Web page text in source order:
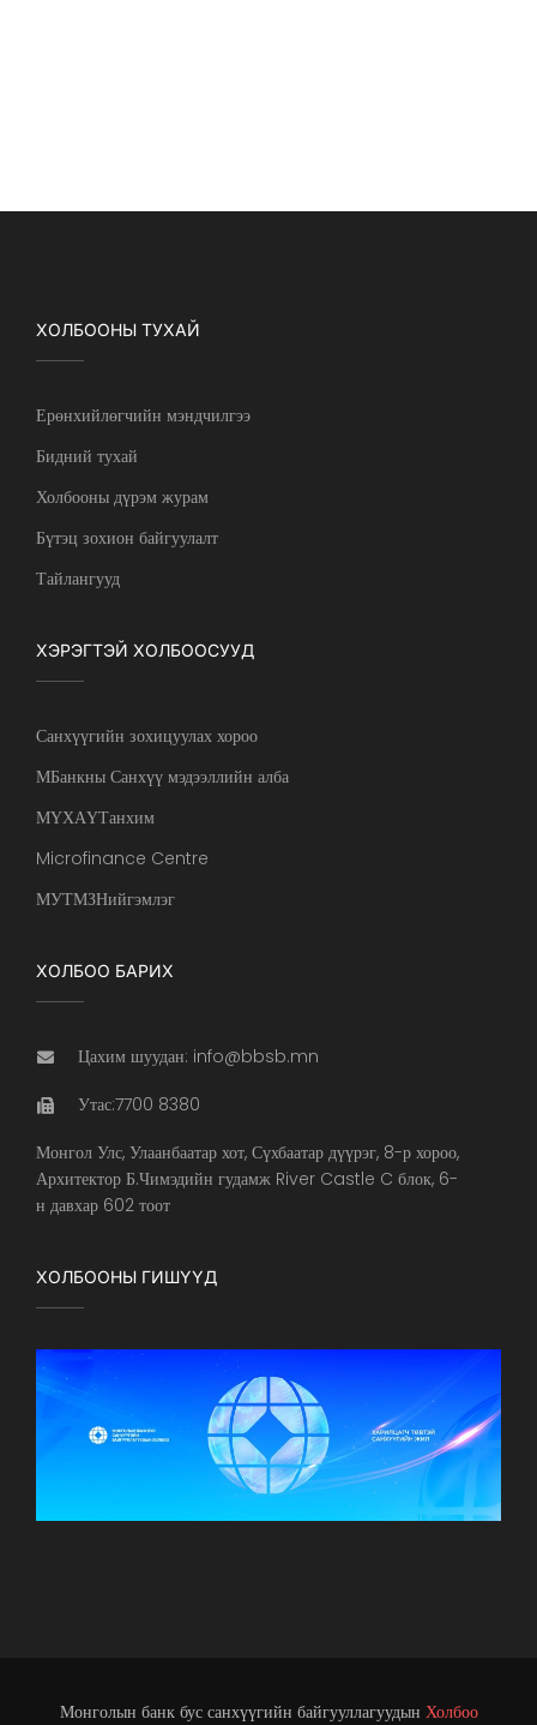
ХОЛБООНЫ ТУХАЙ
Ерөнхийлөгчийн мэндчилгээ
Бидний тухай
Холбооны дүрэм журам
Бүтэц зохион байгуулалт
Тайлангууд
ХЭРЭГТЭЙ ХОЛБООСУУД
Санхүүгийн зохицуулах хороо
МБанкны Санхүү мэдээллийн алба
МҮХАҮТанхим
Microfinance Centre
МУТМЗНийгэмлэг
ХОЛБОО БАРИХ
Цахим шуудан: info@bbsb.mn
Утас:7700 8380
Монгол Улс, Улаанбаатар хот, Сүхбаатар дүүрэг, 8-р хороо,
Архитектор Б.Чимэдийн гудамж River Castle C блок, 6-
н давхар 602 тоот
ХОЛБООНЫ ГИШҮҮД
Монголын банк бус санхүүгийн байгууллагуудын Холбоо